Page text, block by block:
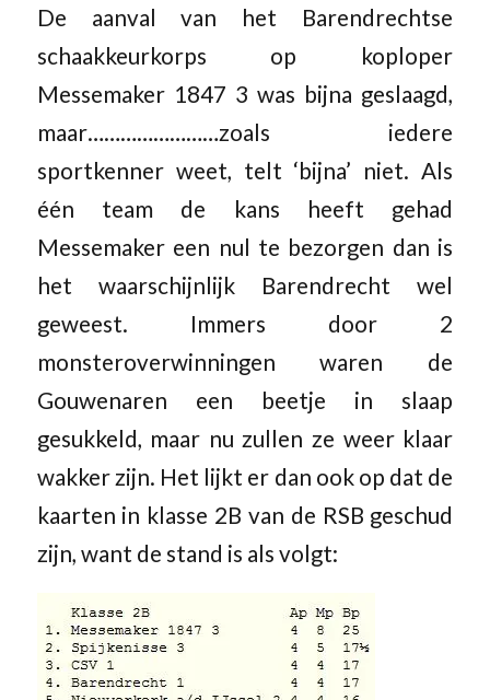
De aanval van het Barendrechtse
schaakkeurkorps op koploper
Messemaker 1847 3 was bijna geslaagd,
maar……………………zoals iedere
sportkenner weet, telt ‘bijna’ niet. Als
één team de kans heeft gehad
Messemaker een nul te bezorgen dan is
het waarschijnlijk Barendrecht wel
geweest. Immers door 2
monsteroverwinningen waren de
Gouwenaren een beetje in slaap
gesukkeld, maar nu zullen ze weer klaar
wakker zijn. Het lijkt er dan ook op dat de
kaarten in klasse 2B van de RSB geschud
zijn, want de stand is als volgt: